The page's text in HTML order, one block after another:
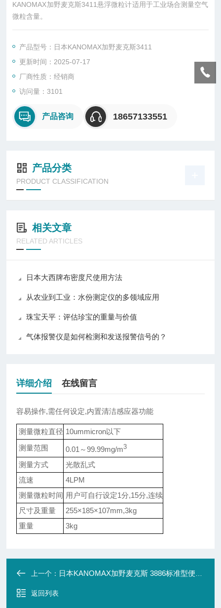
KANOMAX加野麦克斯3411悬浮微粒计适用于工业场合测量空气
微粒含量。
产品型号：日本KANOMAX加野麦克斯3411
更新时间：2025-07-17
厂商性质：经销商
访问量：3101
产品咨询 18657133551
产品分类
PRODUCT CLASSIFICATION
相关文章
RELATED ARTICLES
日本大西牌布密度尺使用方法
从农业到工业：水份测定仪的多领域应用
珠宝天平：评估珍宝的重量与价值
气体报警仪是如何检测和发送报警信号的？
详细介绍 在线留言
容易操作,需任何设定,内置清洁感应器功能
测量微粒直径 10ummicron以下
测量范围
0.01～99.99mg/m3
测量方式
光散乱式
流速
4LPM
测量微粒时间 用户可自行设定1分,15分,连续
尺寸及重量
255×185×107mm,3kg
重量
3kg
上一个： 日本KANOMAX加野麦克斯 3886标准型便携式微粒计
返回列表